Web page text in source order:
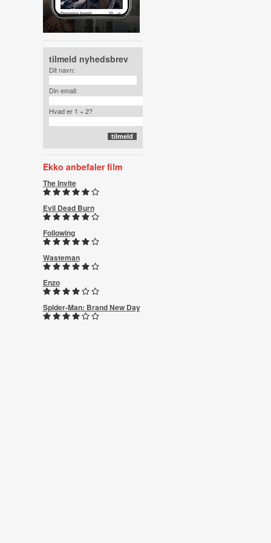
tilmeld nyhedsbrev
Dit navn:
Din email:
Hvad er 1 + 2?
Ekko anbefaler film
The Invite
Evil Dead Burn
Following
Wasteman
Enzo
Spider-Man: Brand New Day